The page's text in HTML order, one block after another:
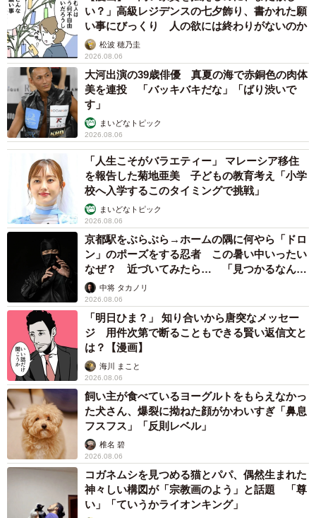
い？」高級レジデンスの七夕飾り、書かれた願
い事にびっくり 人の欲には終わりがないのか
松波 穂乃圭
2026.08.06
大河出演の39歳俳優 真夏の海で赤銅色の肉体
美を連投 「バッキバキだな」「ばり渋いで
す」
まいどなトピック
2026.08.06
「人生こそがバラエティー」 マレーシア移住
を報告した菊地亜美 子どもの教育考え「小学
校へ入学するこのタイミングで挑戦」
まいどなトピック
2026.08.06
京都駅をぶらぶら→ホームの隅に何やら「ドロ
ン」のポーズをする忍者 この暑い中いったい
なぜ？ 近づいてみたら… 「見つかるなんて
未熟」中将 タカノリ
2026.08.06
「明日ひま？」 知り合いから唐突なメッセー
ジ 用件次第で断ることもできる賢い返信文と
は？【漫画】
海川 まこと
2026.08.06
飼い主が食べているヨーグルトをもらえなかっ
た犬さん、爆裂に拗ねた顔がかわいすぎ「鼻息
フスフス」「反則レベル」
椎名 碧
2026.08.06
コガネムシを見つめる猫とパパ、偶然生まれた
神々しい構図が「宗教画のよう」と話題 「尊
い」「ていうかライオンキング」